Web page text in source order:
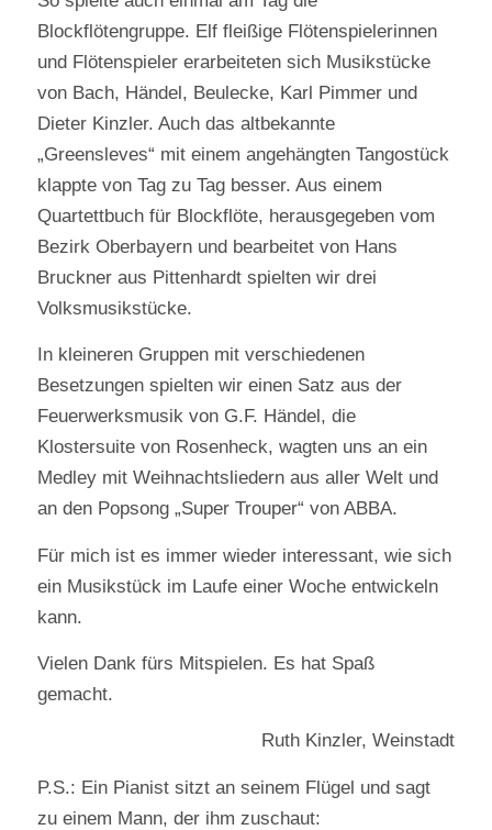
Blockflötengruppe. Elf fleißige Flötenspielerinnen
und Flötenspieler erarbeiteten sich Musikstücke
von Bach, Händel, Beulecke, Karl Pimmer und
Dieter Kinzler. Auch das altbekannte
„Greensleves“ mit einem angehängten Tangostück
klappte von Tag zu Tag besser. Aus einem
Quartettbuch für Blockflöte, herausgegeben vom
Bezirk Oberbayern und bearbeitet von Hans
Bruckner aus Pittenhardt spielten wir drei
Volksmusikstücke.
In kleineren Gruppen mit verschiedenen
Besetzungen spielten wir einen Satz aus der
Feuerwerksmusik von G.F. Händel, die
Klostersuite von Rosenheck, wagten uns an ein
Medley mit Weihnachtsliedern aus aller Welt und
an den Popsong „Super Trouper“ von ABBA.
Für mich ist es immer wieder interessant, wie sich
ein Musikstück im Laufe einer Woche entwickeln
kann.
Vielen Dank fürs Mitspielen. Es hat Spaß
gemacht.
Ruth Kinzler, Weinstadt
P.S.: Ein Pianist sitzt an seinem Flügel und sagt
zu einem Mann, der ihm zuschaut: